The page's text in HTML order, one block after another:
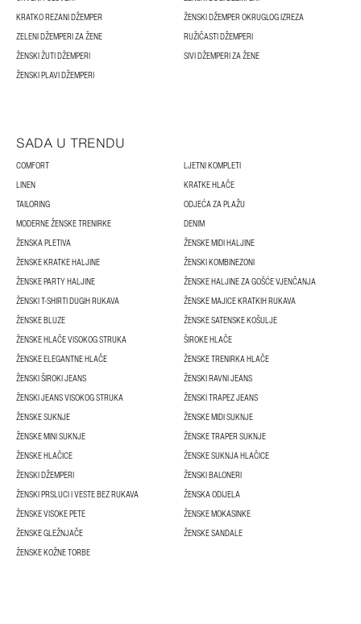
KRATKO REZANI DŽEMPER
ŽENSKI DŽEMPER OKRUGLOG IZREZA
ZELENI DŽEMPERI ZA ŽENE
RUŽIČASTI DŽEMPERI
ŽENSKI ŽUTI DŽEMPERI
SIVI DŽEMPERI ZA ŽENE
ŽENSKI PLAVI DŽEMPERI
SADA U TRENDU
COMFORT
LJETNI KOMPLETI
LINEN
KRATKE HLAČE
TAILORING
ODJEĆA ZA PLAŽU
MODERNE ŽENSKE TRENIRKE
DENIM
ŽENSKA PLETIVA
ŽENSKE MIDI HALJINE
ŽENSKE KRATKE HALJINE
ŽENSKI KOMBINEZONI
ŽENSKE PARTY HALJINE
ŽENSKE HALJINE ZA GOŠĆE VJENČANJA
ŽENSKI T-SHIRTI DUGIH RUKAVA
ŽENSKE MAJICE KRATKIH RUKAVA
ŽENSKE BLUZE
ŽENSKE SATENSKE KOŠULJE
ŽENSKE HLAČE VISOKOG STRUKA
ŠIROKE HLAČE
ŽENSKE ELEGANTNE HLAČE
ŽENSKE TRENIRKA HLAČE
ŽENSKI ŠIROKI JEANS
ŽENSKI RAVNI JEANS
ŽENSKI JEANS VISOKOG STRUKA
ŽENSKI TRAPEZ JEANS
ŽENSKE SUKNJE
ŽENSKE MIDI SUKNJE
ŽENSKE MINI SUKNJE
ŽENSKE TRAPER SUKNJE
ŽENSKE HLAČICE
ŽENSKE SUKNJA HLAČICE
ŽENSKI DŽEMPERI
ŽENSKI BALONERI
ŽENSKI PRSLUCI I VESTE BEZ RUKAVA
ŽENSKA ODIJELA
ŽENSKE VISOKE PETE
ŽENSKE MOKASINKE
ŽENSKE GLEŽNJAČE
ŽENSKE SANDALE
ŽENSKE KOŽNE TORBE